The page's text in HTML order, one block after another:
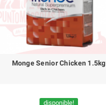
Monge Senior Chicken 1.5kg
disponible!